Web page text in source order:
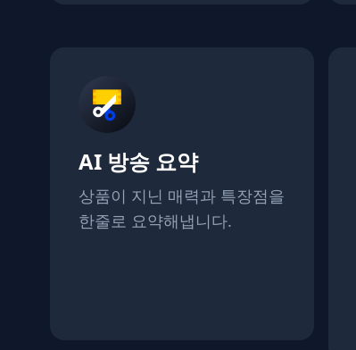
AI 방송 요약
상품이 지닌 매력과 특장점을
한줄로 요약해냅니다.